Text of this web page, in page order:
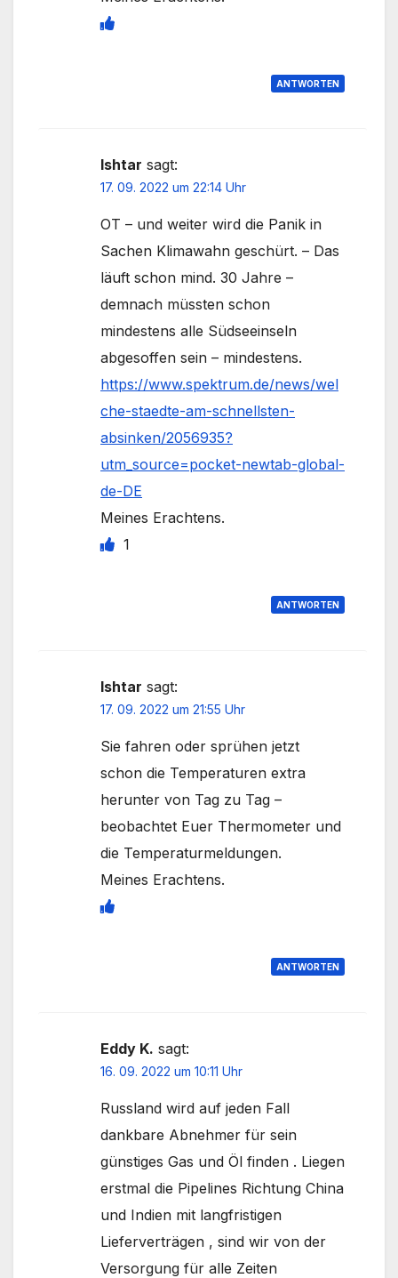
ANTWORTEN
Ishtar sagt:
17. 09. 2022 um 22:14 Uhr
OT – und weiter wird die Panik in
Sachen Klimawahn geschürt. – Das
läuft schon mind. 30 Jahre –
demnach müssten schon
mindestens alle Südseeinseln
abgesoffen sein – mindestens.
https://www.spektrum.de/news/wel
che-staedte-am-schnellsten-
absinken/2056935?
utm_source=pocket-newtab-global-
de-DE
Meines Erachtens.
1
ANTWORTEN
Ishtar sagt:
17. 09. 2022 um 21:55 Uhr
Sie fahren oder sprühen jetzt
schon die Temperaturen extra
herunter von Tag zu Tag –
beobachtet Euer Thermometer und
die Temperaturmeldungen.
Meines Erachtens.
ANTWORTEN
Eddy K. sagt:
16. 09. 2022 um 10:11 Uhr
Russland wird auf jeden Fall
dankbare Abnehmer für sein
günstiges Gas und Öl finden . Liegen
erstmal die Pipelines Richtung China
und Indien mit langfristigen
Lieferverträgen , sind wir von der
Versorgung für alle Zeiten